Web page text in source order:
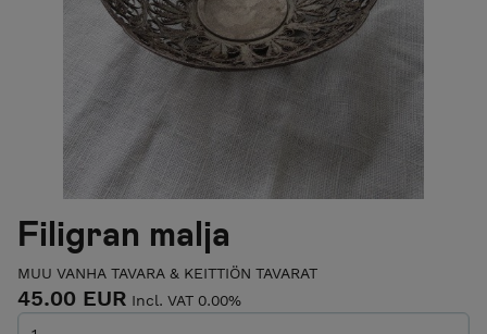
Filigran malja
MUU VANHA TAVARA & KEITTIÖN TAVARAT
45.00 EUR Incl. VAT 0.00%